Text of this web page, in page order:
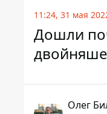
11:24, 31 мая
Дошли
Олег